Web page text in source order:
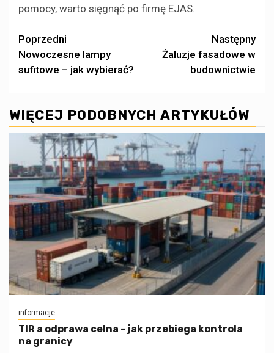
pomocy, warto sięgnąć po firmę EJAS.
Zobacz
wpisy
Poprzedni
Nowoczesne lampy
sufitowe – jak wybierać?
Następny
Żaluzje fasadowe w
budownictwie
WIĘCEJ PODOBNYCH ARTYKUŁÓW
informacje
TIR a odprawa celna – jak przebiega kontrola
na granicy